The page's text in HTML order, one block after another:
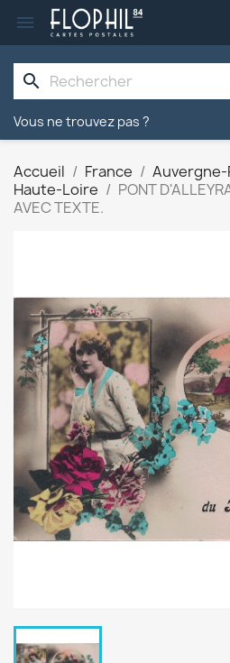

search
Vous ne trouvez pas ?
Accueil France
Haute-Loire
PONT
AVEC TEXTE.